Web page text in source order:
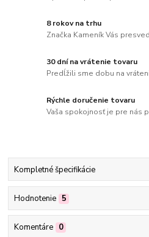
8 rokov na trhu
Značka Kameník Vás
30 dní na vrátenie tovaru
Predĺžili sme dobu na
Rýchle doručenie tovaru
Vaša spokojnosť je pre nás
Kompletné špecifikácie
Hodnotenie 5
Komentáre 0